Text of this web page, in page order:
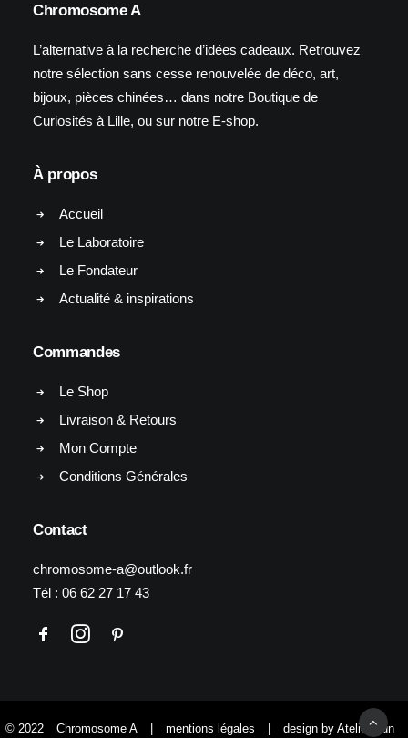
Chromosome A
L’alternative à la recherche d’idées cadeaux. Retrouvez
notre sélection sans cesse renouvelée de déco, art,
bijoux, pièces chinées… dans notre Boutique de
Curiosités à Lille, ou sur notre E-shop.
À propos
Accueil
Le Laboratoire
Le Fondateur
Actualité & inspirations
Commandes
Le Shop
Livraison & Retours
Mon Compte
Conditions Générales
Contact
chromosome-a@outlook.fr
Tél : 06 62 27 17 43
© 2022 Chromosome A mentions légales design by Atelier Yun